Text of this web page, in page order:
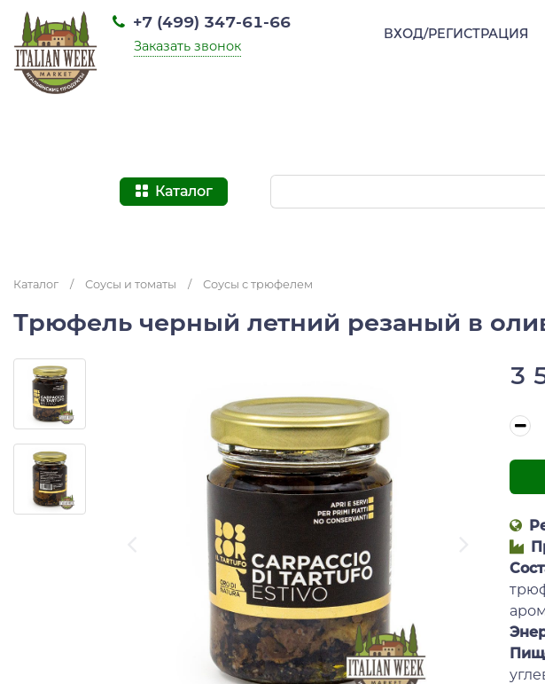
+7 (499) 347-61-66
Заказать звонок
ВХОД/РЕГИСТРАЦИЯ
Каталог
Каталог / Соусы и томаты / Соусы с трюфелем
Трюфель черный летний резаный в
3